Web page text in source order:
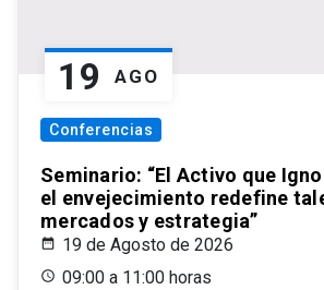
19 AGO
Conferencias
Seminario: “El Activo que
el envejecimiento redefine
mercados y estrategia”
19 de Agosto de 2026
09:00 a 11:00 horas